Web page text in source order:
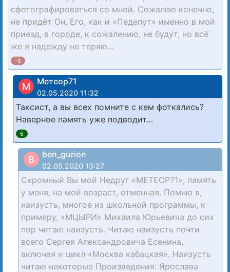
сфотографироваться со мной. Сожалею конечно,
не придёт Он, Его, как и «Педепут» именно в мой
приезд, в городе, к сожалению, не будут, но всё
же я надежду не теряю…
-8
М Метеор71
02.05.2020 11:32
Таксист, а вы всех помните с кем фоткались?
Наверное память уже подводит…
6
B ben_gurion
02.05.2020 13:27
Скромный Вы мой Недруг «МЕТЕОР71», память
у меня, на мой возраст, отменная. Помню я,
наизусть, многое из школьной программы, к
примеру, «МЦЫРИ» Михаила Юрьевича до сих
пор читаю наизусть. Читаю наизусть почти
всего Сергея Александровича Есенина,
включая и цикл «Москва кабацкая». Наизусть
читаю некоторые Произведения: Ярослава